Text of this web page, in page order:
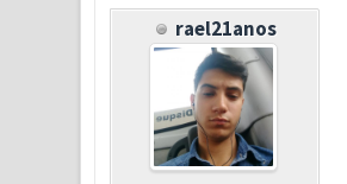
rael21anos